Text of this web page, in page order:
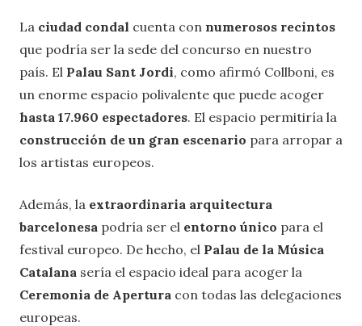
La ciudad condal cuenta con numerosos recintos
que podría ser la sede del concurso en nuestro
país. El Palau Sant Jordi, como afirmó Collboni, es
un enorme espacio polivalente que puede acoger
hasta 17.960 espectadores. El espacio permitiría la
construcción de un gran escenario para arropar a
los artistas europeos.
Además, la extraordinaria arquitectura
barcelonesa podría ser el entorno único para el
festival europeo. De hecho, el Palau de la Música
Catalana sería el espacio ideal para acoger la
Ceremonia de Apertura con todas las delegaciones
europeas.